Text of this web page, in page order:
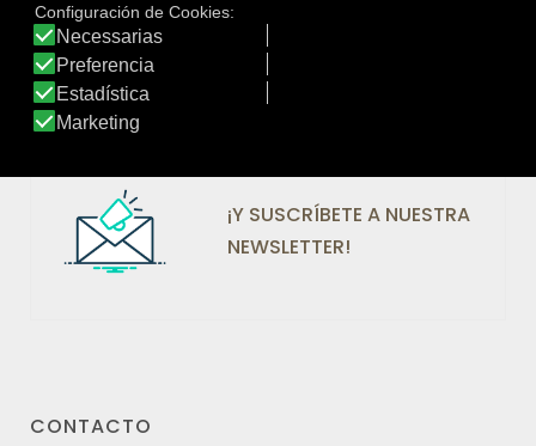
¡SÍGUENOS EN REDES!
¡Y SUSCRÍBETE A NUESTRA
NEWSLETTER!
CONTACTO